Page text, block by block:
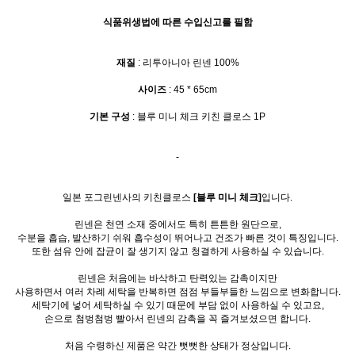
식품위생법에 따른 수입신고를 필함
재질 : 리투아니아 린넨 100%
사이즈 : 45 * 65cm
기본 구성 : 블루 미니 체크 키친 클로스 1P
-
일본 포그린넨사의 키친클로스 [블루 미니 체크] 입니다.
린넨은 천연 소재 중에서도 특히 튼튼한 원단으로,
수분을 흡습, 발산하기 쉬워 흡수성이 뛰어나고 건조가 빠른 것이 특징입니다.
또한 섬유 안에 잡균이 잘 생기지 않고 청결하게 사용하실 수 있습니다.
린넨은 처음에는 바삭하고 탄력있는 감촉이지만
사용하면서 여러 차례 세탁을 반복하면 점점 부들부들한 느낌으로 변화합니다.
세탁기에 넣어 세탁하실 수 있기 때문에 부담 없이 사용하실 수 있고요,
손으로 첨벙첨벙 빨아서 린넨의 감촉을 꼭 즐겨보셨으면 합니다.
처음 수령하신 제품은 약간 뻣뻣한 상태가 정상입니다.